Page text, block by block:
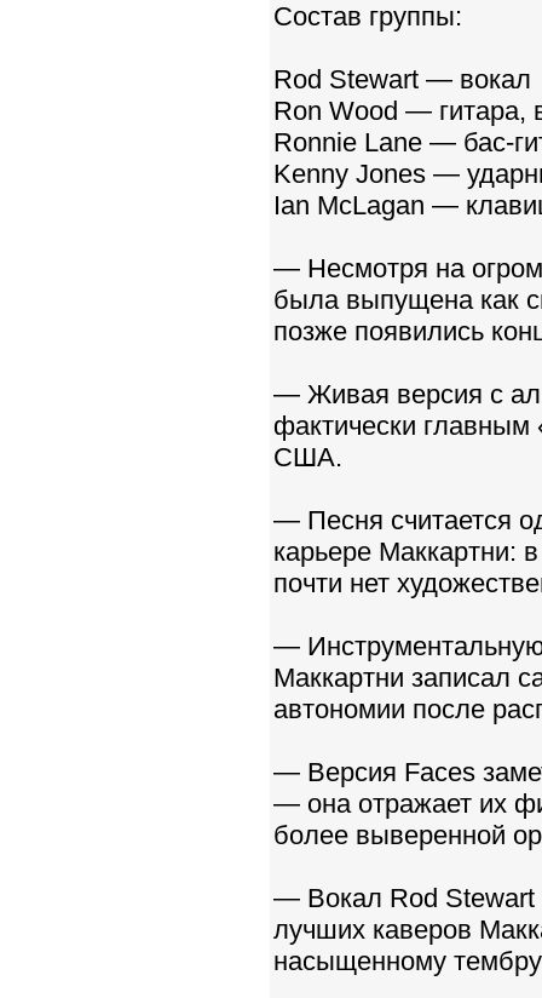
Состав группы:
Rod Stewart — вокал
Ron Wood — гитара,
Ronnie Lane — бас-
Kenny Jones —
Ian McLagan —
— Несмотря на
была выпущена как
позже появились
— Живая версия с
фактически
США.
— Песня считается
карьере Маккартни:
почти нет
—
Маккартни записал
автономии после
— Версия Faces
— она отражает их
более выверенной
— Вокал Rod Stewart
лучших каверов
насыщенному